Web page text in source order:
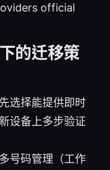
official
的迁移策
选择能提供即时
设备上多步验证
号码管理（工作